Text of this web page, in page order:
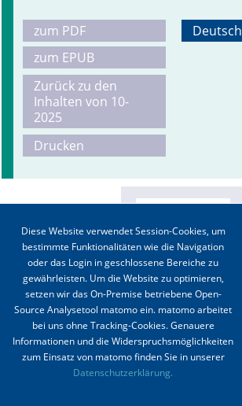
zum PDF
zum EPUB
Zurück zu den
Inhalten von 10-
2025
Drucken
Deutsch
Impressum Datenschutz
Diese Website verwendet Session-Cookies, um
bestimmte Funktionalitäten wie die Navigation
oder das Login in geschlossene Bereiche zu
gewährleisten. Um die Website zu optimieren,
setzen wir das On-Premise betriebene Open-
Source Analysetool matomo ein. matomo arbeitet
bei uns ohne Tracking-Cookies. Genauere
Informationen und die Widerspruchsmöglichkeiten
zum Einsatz von matomo finden Sie in unserer
Datenschutzerklärung.